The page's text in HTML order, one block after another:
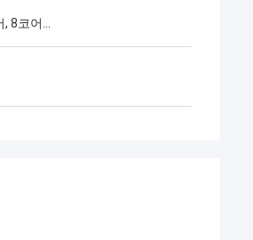
우리는 함께 많은 프로젝트를 성공적으로 수
행했습니다. 그들의 퀵 커넥터와 FTTH 드롭
8코어...